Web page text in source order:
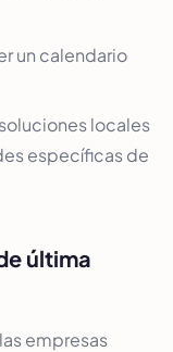
un calendario
locales
específicas de
última
empresas